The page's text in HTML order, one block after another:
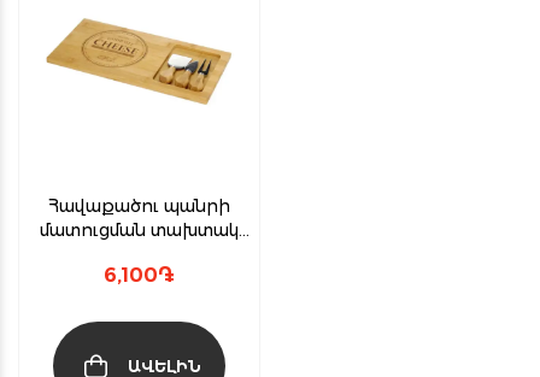
Հավաքածու պանրի
մատուցման տախտակ
6,100֏
ԱՎԵԼԻՆ